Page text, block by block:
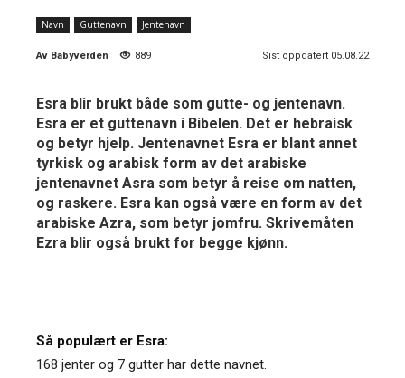
Navn Guttenavn Jentenavn
Av Babyverden 889 Sist oppdatert 05.08.22
Esra blir brukt både som gutte- og jentenavn.
Esra er et guttenavn i Bibelen. Det er hebraisk
og betyr hjelp. Jentenavnet Esra er blant annet
tyrkisk og arabisk form av det arabiske
jentenavnet Asra som betyr å reise om natten,
og raskere. Esra kan også være en form av det
arabiske Azra, som betyr jomfru. Skrivemåten
Ezra blir også brukt for begge kjønn.
Så populært er Esra:
168 jenter og 7 gutter har dette navnet.